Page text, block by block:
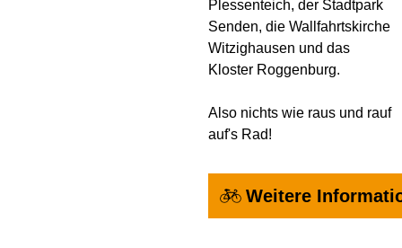
Plessenteich, der Stadtpark
Senden, die Wallfahrtskirche
Witzighausen und das
Kloster Roggenburg.
Also nichts wie raus und rauf
auf's Rad!
Weitere